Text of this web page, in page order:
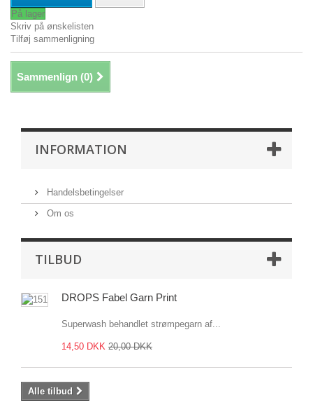
På lager
Skriv på ønskelisten
Tilføj sammenligning
Sammenlign (0)
INFORMATION
Handelsbetingelser
Om os
TILBUD
DROPS Fabel Garn Print
Superwash behandlet strømpegarn af...
14,50 DKK 20,00 DKK
Alle tilbud